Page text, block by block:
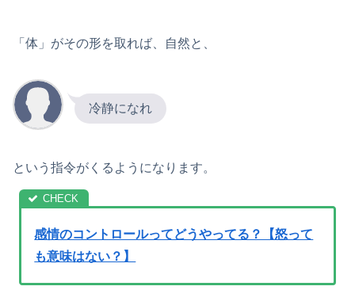
「体」がその形を取れば、自然と、
冷静になれ
という指令がくるようになります。
感情のコントロールってどうやってる？【怒って
も意味はない？】